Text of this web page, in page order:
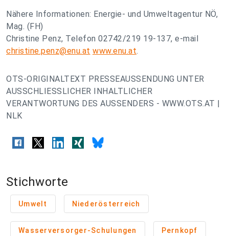
Nähere Informationen: Energie- und Umweltagentur NÖ,
Mag. (FH)
Christine Penz, Telefon 02742/219 19-137, e-mail
christine.penz@enu.at www.enu.at.
OTS-ORIGINALTEXT PRESSEAUSSENDUNG UNTER
AUSSCHLIESSLICHER INHALTLICHER
VERANTWORTUNG DES AUSSENDERS - WWW.OTS.AT |
NLK
Stichworte
Umwelt Niederösterreich
Wasserversorger-Schulungen Pernkopf